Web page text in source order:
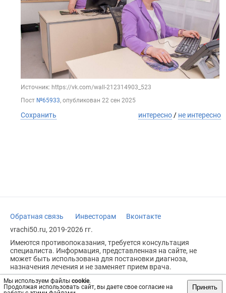
Мы используем файлы cookie.
Продолжая использовать сайт, вы даете свое согласие на
Принять
Источник: https://vk.com/wall-212314903_523
Пост №65933, опубликован 22 сен 2025
Сохранить интересно / не интересно
Обратная связь Инвесторам
Вконтакте
vrachi50.ru, 2019-2026 гг.
Имеются противопоказания, требуется консультация
специалиста. Информация, представленная на сайте, не
может быть использована для постановки диагноза,
назначения лечения и не заменяет прием врача.
Возрастное ограничение: 18+